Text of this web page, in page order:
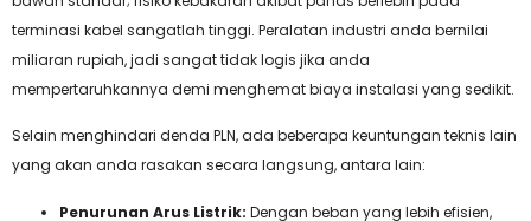
terminasi kabel sangatlah tinggi. Peralatan industri anda bernilai
miliaran rupiah, jadi sangat tidak logis jika anda
mempertaruhkannya demi menghemat biaya instalasi yang sedikit.
Selain menghindari denda PLN, ada beberapa keuntungan teknis lain
yang akan anda rasakan secara langsung, antara lain:
Penurunan Arus Listrik: Dengan beban yang lebih efisien,